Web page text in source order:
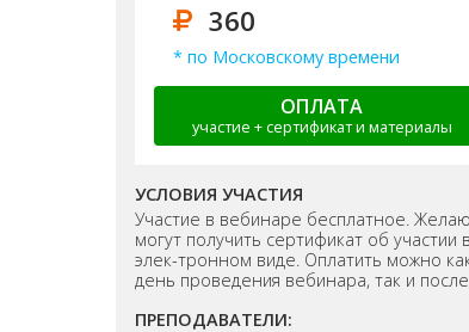
360
* по Московскому времени
ОПЛАТА
участие + сертификат и материалы
УСЛОВИЯ УЧАСТИЯ
Участие в вебинаре бесплатное.
могут получить сертификат об участии в
элек-тронном виде. Оплатить можно
день проведения вебинара, так и
ПРЕПОДАВАТЕЛИ: